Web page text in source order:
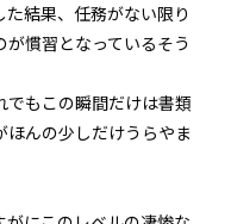
（連続殺人鬼）』
結果、任務がない限り
慣習となっているそう
もこの瞬間だけは書類
んの少しだけうらやま